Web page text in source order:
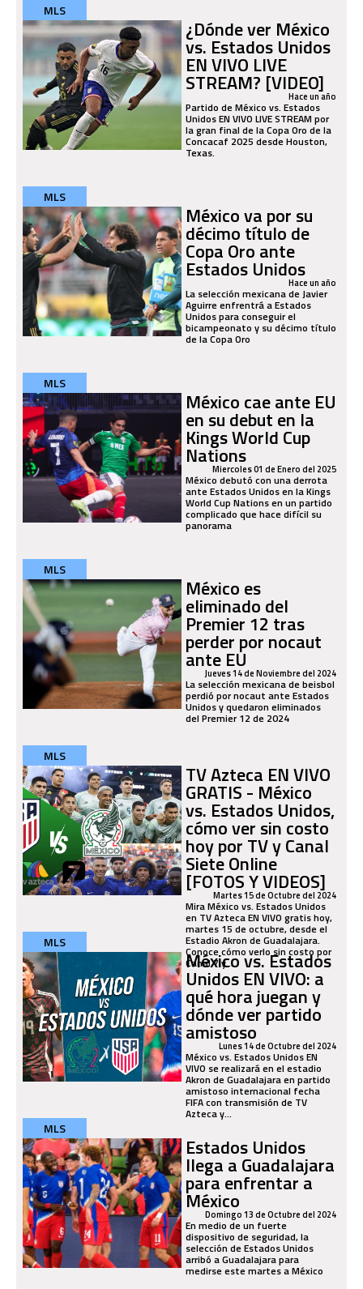
MLS
¿Dónde ver México
vs. Estados Unidos
EN VIVO LIVE
STREAM? [VIDEO]
Hace un año
Partido de México vs. Estados
Unidos EN VIVO LIVE STREAM por
la gran final de la Copa Oro de la
Concacaf 2025 desde Houston,
Texas.
MLS
México va por su
décimo título de
Copa Oro ante
Estados UnidosHace un año
La selección mexicana de Javier
Aguirre enfrentrá a Estados
Unidos para conseguir el
bicampeonato y su décimo título
de la Copa Oro
MLS
México cae ante EU
en su debut en la
Kings World Cup
Nations
Miercoles 01 de Enero del 2025
México debutó con una derrota
ante Estados Unidos en la Kings
World Cup Nations en un partido
complicado que hace difícil su
panorama
MLS
México es
eliminado del
Premier 12 tras
perder por nocaut
ante EU
Jueves 14 de Noviembre del 2024
La selección mexicana de beisbol
perdió por nocaut ante Estados
Unidos y quedaron eliminados
del Premier 12 de 2024
MLS
TV Azteca EN VIVO
GRATIS - México
vs. Estados Unidos,
cómo ver sin costo
hoy por TV y Canal
Siete Online
[FOTOS Y VIDEOS]
Martes 15 de Octubre del 2024
Mira México vs. Estados Unidos
en TV Azteca EN VIVO gratis hoy,
martes 15 de octubre, desde el
Estadio Akron de Guadalajara.
Conoce cómo verlo sin costo por
Canal 7 y...
MLS
México vs. Estados
Unidos EN VIVO: a
qué hora juegan y
dónde ver partido
amistoso
Lunes 14 de Octubre del 2024
México vs. Estados Unidos EN
VIVO se realizará en el estadio
Akron de Guadalajara en partido
amistoso internacional fecha
FIFA con transmisión de TV
Azteca y...
MLS
Estados Unidos
llega a Guadalajara
para enfrentar a
México
Domingo 13 de Octubre del 2024
En medio de un fuerte
dispositivo de seguridad, la
selección de Estados Unidos
arribó a Guadalajara para
medirse este martes a México